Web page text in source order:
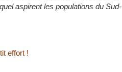
aspirent les populations du Sud-
effort !